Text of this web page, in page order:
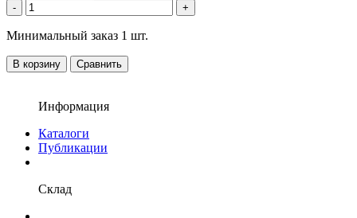
- +
Минимальный заказ 1 шт.
В корзину Сравнить
Информация
Каталоги
Публикации
Склад